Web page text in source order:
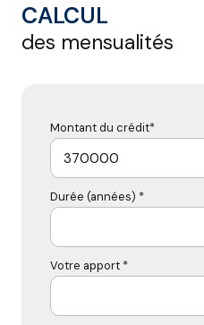
CALCUL
des mensualités
Montant du crédit*
Durée (années) *
Votre apport *